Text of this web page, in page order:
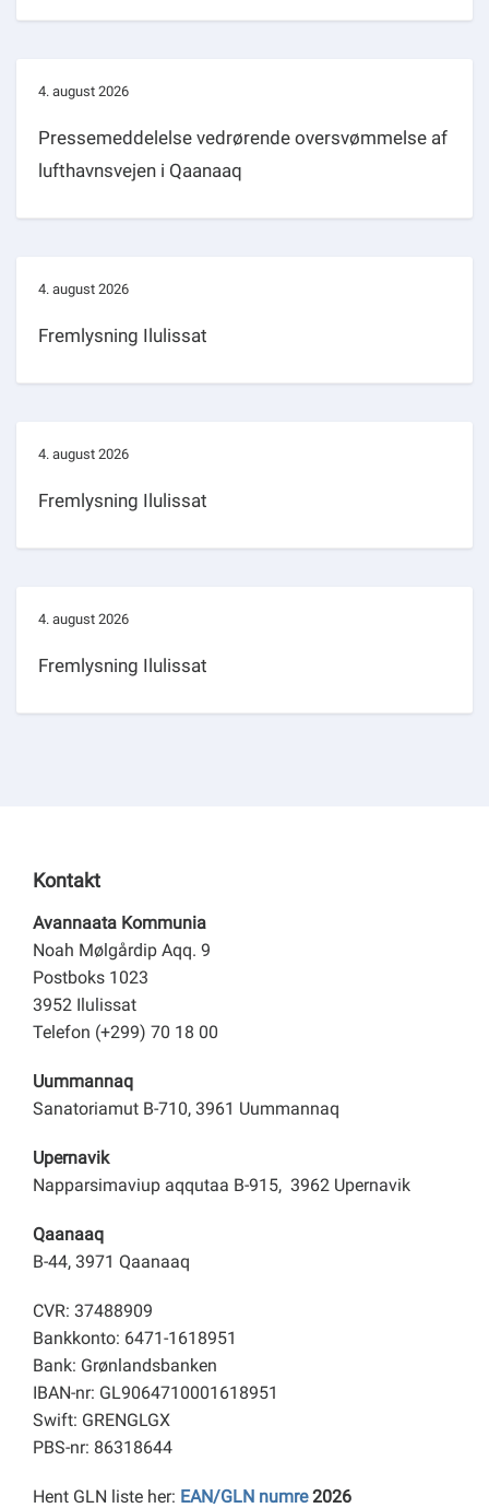
4. august 2026
Pressemeddelelse vedrørende oversvømmelse af
lufthavnsvejen i Qaanaaq
4. august 2026
Fremlysning Ilulissat
4. august 2026
Fremlysning Ilulissat
4. august 2026
Fremlysning Ilulissat
Kontakt
Avannaata Kommunia
Noah Mølgårdip Aqq. 9
Postboks 1023
3952 Ilulissat
Telefon (+299) 70 18 00
Uummannaq
Sanatoriamut B-710, 3961 Uummannaq
Upernavik
Napparsimaviup aqqutaa B-915, 3962 Upernavik
Qaanaaq
B-44, 3971 Qaanaaq
CVR: 37488909
Bankkonto: 6471-1618951
Bank: Grønlandsbanken
IBAN-nr: GL9064710001618951
Swift: GRENGLGX
PBS-nr: 86318644
Hent GLN liste her: EAN/GLN numre2026